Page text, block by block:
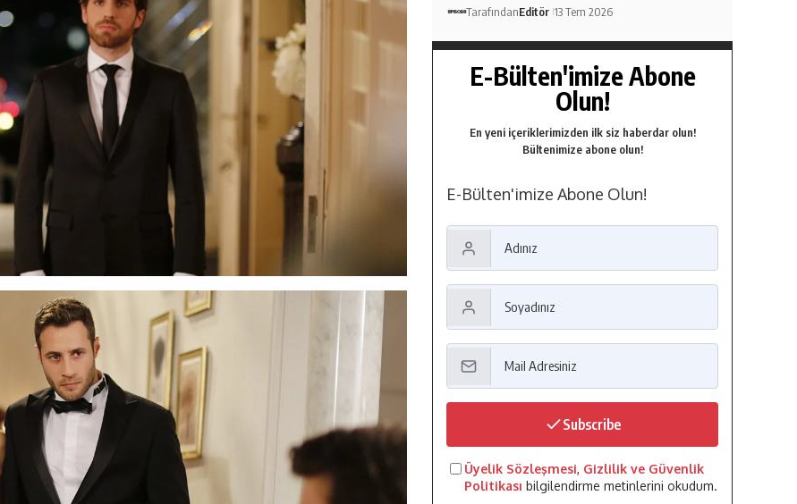
TarafındanEditör 13 Tem 2026
E-Bülten'imize Abone
Olun!
En yeni içeriklerimizden ilk siz haberdar olun!
Bültenimize abone olun!
E-Bülten'imize Abone Olun!
Subscribe
Üyelik Sözleşmesi, Gizlilik ve Güvenlik
Politikası bilgilendirme metinlerini okudum.